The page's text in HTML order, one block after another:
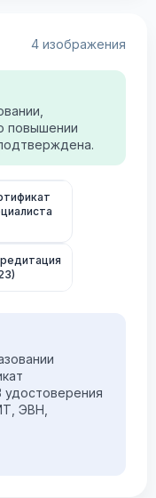
4 изображения
повышении
ЭВН,